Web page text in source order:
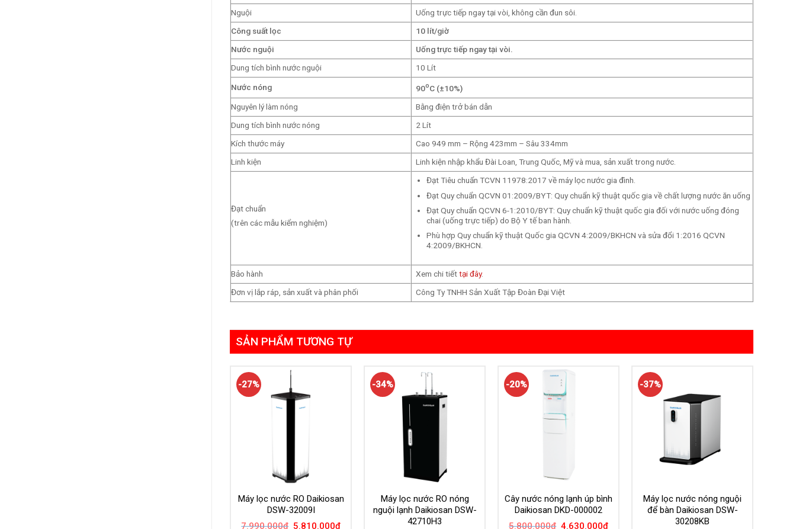
Nguội
Uống trực tiếp ngay tại vòi, không cần đun sôi.
Công suất lọc
10 lít/giờ
Nước nguội
Uống trực tiếp ngay tại vòi.
Dung tích bình nước nguội
10 Lít
Nước nóng 90oC (±10%)
Nguyên lý làm nóng
Bằng điện trở bán dẫn
Dung tích bình nước nóng
2 Lít
Kích thước máy
Cao 949 mm – Rộng 423mm – Sâu 334mm
Linh kiện
Linh kiện nhập khẩu Đài Loan, Trung Quốc, Mỹ và mua, sản xuất trong nước.
Đạt chuẩn
(trên các mẫu kiểm nghiệm)
Đạt Tiêu chuẩn TCVN 11978:2017 về máy lọc nước gia đình.
Đạt Quy chuẩn QCVN 01:2009/BYT: Quy chuẩn kỹ thuật quốc gia về chất lượng nước ăn uống
Đạt Quy chuẩn QCVN 6-1:2010/BYT: Quy chuẩn kỹ thuật quốc gia đối với nước uống đóng
chai (uống trực tiếp) do Bộ Y tế ban hành.
Phù hợp Quy chuẩn kỹ thuật Quốc gia QCVN 4:2009/BKHCN và sửa đổi 1:2016 QCVN
4:2009/BKHCN.
Bảo hành Xem chi tiếttại đây.
Đơn vị lắp ráp, sản xuất và phân phối
Công Ty TNHH Sản Xuất Tập Đoàn Đại Việt
SẢN PHẨM TƯƠNG TỰ
-27%
Máy lọc nước RO Daikiosan
DSW-32009I
7.990.000₫ Giá
5.810.000₫Giá
-34%
Máy lọc nước RO nóng
nguội lạnh Daikiosan DSW-
42710H3
-20%
Cây nước nóng lạnh úp bình
Daikiosan DKD-000002
5.800.000₫ Giá
4.630.000₫Giá
-37%
Máy lọc nước nóng nguội
để bàn Daikiosan DSW-
30208KB